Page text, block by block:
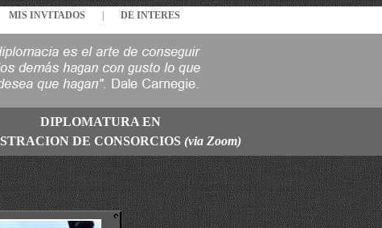
MIS INVITADOS DE INTERES
DIPLOMATURA EN
DE CONSORCIOS (via Zoom)